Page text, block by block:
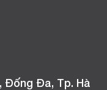
Đống Đa, Tp. Hà